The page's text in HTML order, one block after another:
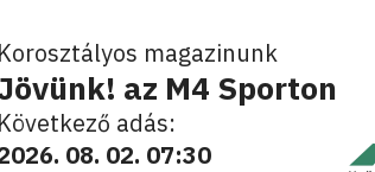
Korosztályos magazinunk
az M4 Sporton
Következő adás:
08. 02. 07:30